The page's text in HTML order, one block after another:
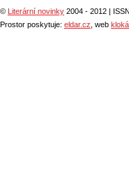
© Literární novinky 2004 - 2012 |
Prostor poskytuje: eldar.cz , web